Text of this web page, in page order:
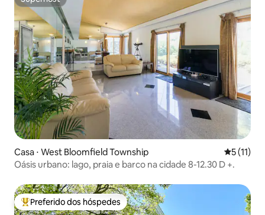
Superhost
Casa ⋅ West Bloomfield Township 5 de uma
5 (11)
Oásis urbano: lago, praia e barco na cidade 8-12.30 D +.
Entre os melhores preferidos dos hóspedes
Preferido dos hóspedes